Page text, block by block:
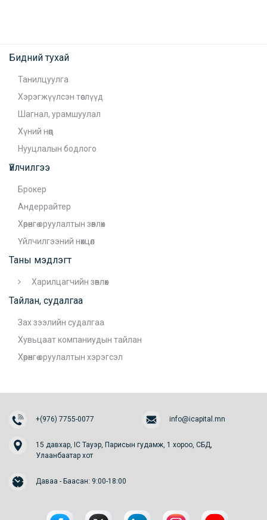
Бидний тухай
Танилцуулга
Хэрэгжүүлсэн төслүүд
Шагнал, урамшуулал
Хүний нөөц
Нууцлалын бодлого
Үйлчилгээ
Брокер
Андеррайтер
Хөрөнгө оруулалтын зөвлөх
Үйлчилгээний нөхцөл
Таны мэдлэгт
Харилцагчийн зөвлөх
Тайлан, судалгаа
Зах зээлийн судалгаа
Хувьцаат компаниудын тайлан
Хөрөнгө оруулалтын хэрэгсэл
+(976) 7755-0077 info@icapital.mn
15 давхар, IC Тауэр, Парисын гудамж, 1 хороо, СБД,
Улаанбаатар хот
Даваа - Баасан: 9:00-18:00